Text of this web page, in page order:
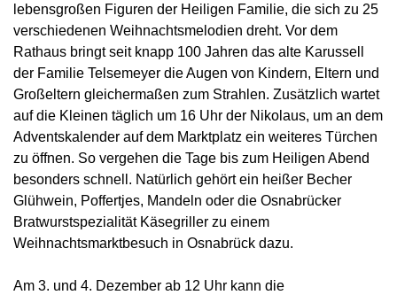
lebensgroßen Figuren der Heiligen Familie, die sich zu 25
verschiedenen Weihnachtsmelodien dreht. Vor dem
Rathaus bringt seit knapp 100 Jahren das alte Karussell
der Familie Telsemeyer die Augen von Kindern, Eltern und
Großeltern gleichermaßen zum Strahlen. Zusätzlich wartet
auf die Kleinen täglich um 16 Uhr der Nikolaus, um an dem
Adventskalender auf dem Marktplatz ein weiteres Türchen
zu öffnen. So vergehen die Tage bis zum Heiligen Abend
besonders schnell. Natürlich gehört ein heißer Becher
Glühwein, Poffertjes, Mandeln oder die Osnabrücker
Bratwurstspezialität Käsegriller zu einem
Weihnachtsmarktbesuch in Osnabrück dazu.
Am 3. und 4. Dezember ab 12 Uhr kann die